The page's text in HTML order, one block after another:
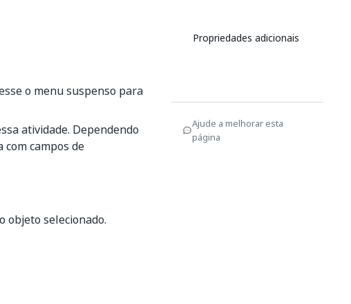
o menu suspenso para
atividade. Dependendo
campos de
objeto selecionado.
Propriedades adicionais
Ajude a melhorar esta
página